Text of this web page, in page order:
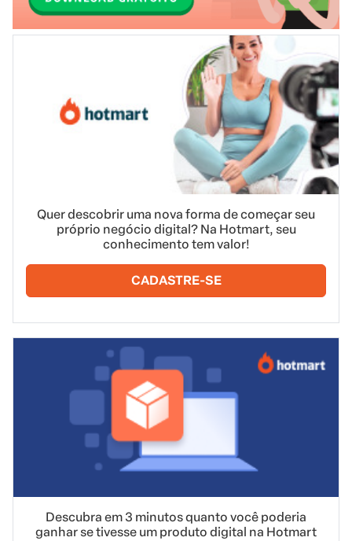
Quer descobrir uma nova forma de começar seu
próprio negócio digital? Na Hotmart, seu
conhecimento tem valor!
CADASTRE-SE
Descubra em 3 minutos quanto você poderia
ganhar se tivesse um produto digital na Hotmart